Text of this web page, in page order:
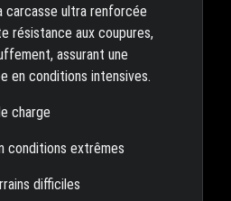
carcasse ultra renforcée
résistance aux coupures,
assurant une
en conditions intensives.
charge
conditions extrêmes
difficiles